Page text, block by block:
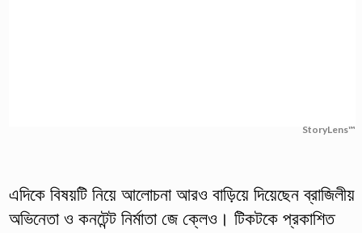
StoryLens™
এদিকে বিষয়টি নিয়ে আলোচনা আরও বাড়িয়ে দিয়েছেন ব্রাজিলীয়
অভিনেতা ও কনটেন্ট নির্মাতা জে ক্লেও। টিকটকে প্রকাশিত